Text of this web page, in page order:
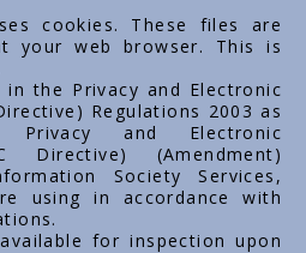
cookies. These files are
your web browser. This is
the Privacy and Electronic
Regulations 2003 as
and Electronic
Directive) (Amendment)
Society Services,
using in accordance with
for inspection upon